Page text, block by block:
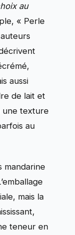
au
« Perle
aussi
de lait et
une texture
au
mandarine
mais la
teneur en